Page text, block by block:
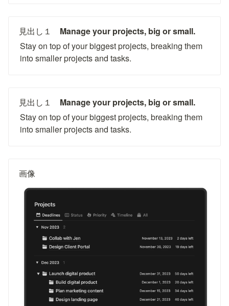
見出し１ Manage your projects, big or small.
Stay on top of your biggest projects, breaking them
into smaller projects and tasks.
見出し１ Manage your projects, big or small.
Stay on top of your biggest projects, breaking them
into smaller projects and tasks.
画像